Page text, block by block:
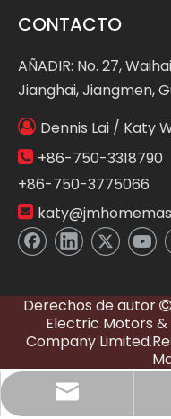
CONTACTO
AÑADIR: No. 27,
Jianghai, Jiangmen,
 Dennis Lai / Katy
 +86-750-3318790
+86-750-3775066

Derechos de autor 
Electric Motors
Company